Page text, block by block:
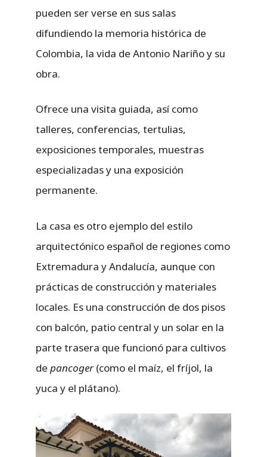
pueden ser verse en sus salas
difundiendo la memoria histórica de
Colombia, la vida de Antonio Nariño y su
obra.
Ofrece una visita guiada, así como
talleres, conferencias, tertulias,
exposiciones temporales, muestras
especializadas y una exposición
permanente.
La casa es otro ejemplo del estilo
arquitectónico español de regiones como
Extremadura y Andalucía, aunque con
prácticas de construcción y materiales
locales. Es una construcción de dos pisos
con balcón, patio central y un solar en la
parte trasera que funcionó para cultivos
de pancoger(como el maíz, el fríjol, la
yuca y el plátano).